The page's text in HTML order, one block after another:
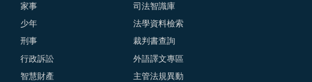
家事
少年
刑事
行政訴訟
智慧財產
司法智識庫
法學資料檢索
裁判書查詢
外語譯文專區
主管法規異動